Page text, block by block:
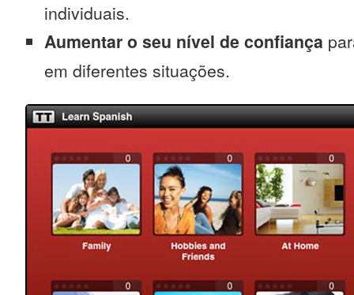
individuais.
Aumentar o seu nível de confiança
em diferentes situações.